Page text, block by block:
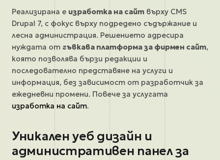
Реализирана е изработка на сайт върху CMS
Drupal 7, с фокус върху подредено съдържание и
лесна администрация. Решението адресира
нуждата от гъвкава платформа за фирмен сайт,
която позволява бързи редакции и
последователно представяне на услуги и
информация, без зависимост от разработчик за
ежедневни промени. Повече за услугата
изработка на сайт.
Уникален уеб дизайн и
административен панел за